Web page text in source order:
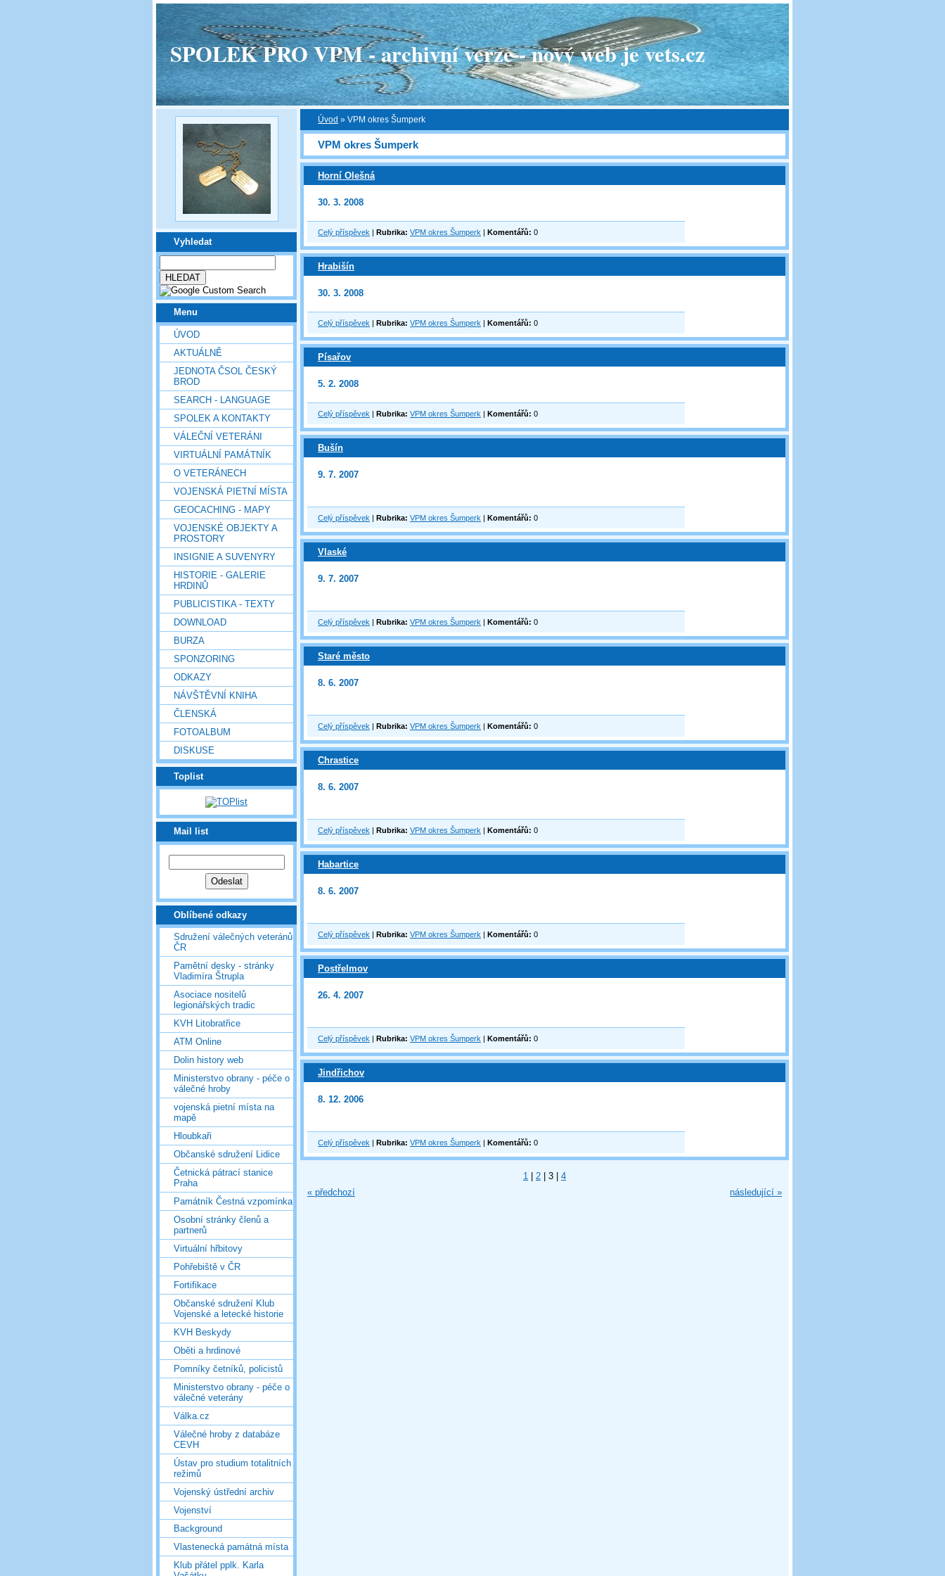
SPOLEK PRO VPM - archivní verze - nový web je vets.cz
Vyhledat
Menu
ÚVOD
AKTUÁLNĚ
JEDNOTA ČSOL ČESKÝ
BROD
SEARCH - LANGUAGE
SPOLEK A KONTAKTY
VÁLEČNÍ VETERÁNI
VIRTUÁLNÍ PAMÁTNÍK
O VETERÁNECH
VOJENSKÁ PIETNÍ MÍSTA
GEOCACHING - MAPY
VOJENSKÉ OBJEKTY A
PROSTORY
INSIGNIE A SUVENYRY
HISTORIE - GALERIE
HRDINŮ
PUBLICISTIKA - TEXTY
DOWNLOAD
BURZA
SPONZORING
ODKAZY
NÁVŠTĚVNÍ KNIHA
ČLENSKÁ
FOTOALBUM
DISKUSE
Toplist
Mail list
Oblíbené odkazy
Sdružení válečných veteránů
ČR
Pamětní desky - stránky
Vladimíra Štrupla
Asociace nositelů
legionářských tradic
KVH Litobratřice
ATM Online
Dolin history web
Ministerstvo obrany - péče o
válečné hroby
vojenská pietní místa na
mapě
Hloubkaři
Občanské sdružení Lidice
Četnická pátrací stanice
Praha
Památník Čestná vzpomínka
Osobní stránky členů a
partnerů
Virtuální hřbitovy
Pohřebiště v ČR
Fortifikace
Občanské sdružení Klub
Vojenské a letecké historie
KVH Beskydy
Oběti a hrdinové
Pomníky četníků, policistů
Ministerstvo obrany - péče o
válečné veterány
Válka.cz
Válečné hroby z databáze
CEVH
Ústav pro studium totalitních
režimů
Vojenský ústřední archiv
Vojenství
Background
Vlastenecká památná místa
Klub přátel pplk. Karla
Úvod » VPM okres Šumperk
VPM okres Šumperk
Horní Olešná
30. 3. 2008
Celý příspěvek | Rubrika: VPM okres Šumperk | Komentářů: 0
Hrabišín
30. 3. 2008
Celý příspěvek | Rubrika: VPM okres Šumperk | Komentářů: 0
Písařov
5. 2. 2008
Celý příspěvek | Rubrika: VPM okres Šumperk | Komentářů: 0
Bušín
9. 7. 2007
Celý příspěvek | Rubrika: VPM okres Šumperk | Komentářů: 0
Vlaské
9. 7. 2007
Celý příspěvek | Rubrika: VPM okres Šumperk | Komentářů: 0
Staré město
8. 6. 2007
Celý příspěvek | Rubrika: VPM okres Šumperk | Komentářů: 0
Chrastice
8. 6. 2007
Celý příspěvek | Rubrika: VPM okres Šumperk | Komentářů: 0
Habartice
8. 6. 2007
Celý příspěvek | Rubrika: VPM okres Šumperk | Komentářů: 0
Postřelmov
26. 4. 2007
Celý příspěvek | Rubrika: VPM okres Šumperk | Komentářů: 0
Jindřichov
8. 12. 2006
Celý příspěvek | Rubrika: VPM okres Šumperk | Komentářů: 0
« předchozí
1 2 3
4
následující »